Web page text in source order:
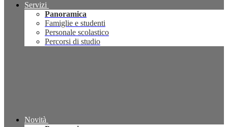
Servizi
Panoramica
Famiglie e studenti
Personale scolastico
Percorsi di studio
Novità